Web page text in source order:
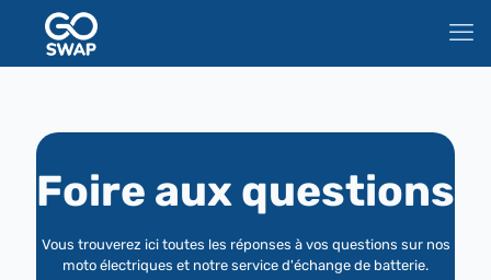
Foire aux questions
Vous trouverez ici toutes les réponses à vos questions sur nos
moto électriques et notre service d'échange de batterie.